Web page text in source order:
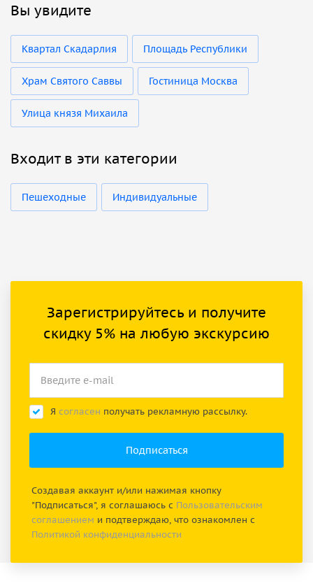
Вы увидите
Квартал Скадарлия Площадь Республики
Храм Святого Саввы Гостиница Москва
Улица князя Михаила
Входит в эти категории
Пешеходные Индивидуальные
Зарегистрируйтесь и получите
скидку 5% на любую экскурсию
Я согласен получать рекламную рассылку.
Создавая аккаунт и/или нажимая кнопку
"Подписаться", я соглашаюсь с Пользовательским
соглашением и подтверждаю, что ознакомлен с
Политикой конфиденциальности